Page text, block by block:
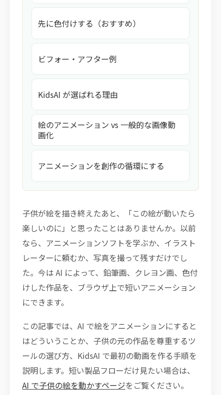
先に色付けする（おすすめ）
ビフォー・アフター例
KidsAI が選ばれる理由
絵のアニメーション vs 一般的な画像動
画化
アニメーションを創作の循環にする
子供が絵を描き終えたあと、「この絵が動いたら
楽しいのに」と思ったことはありませんか。以前
なら、アニメーションソフトを学ぶか、イラスト
レーターに頼むか、写真を撮って残すだけでし
た。今は AI によって、鉛筆画、クレヨン画、色付
けした作品を、ブラウザ上で短いアニメーション
にできます。
この記事では、AI で絵をアニメーションにすると
はどういうことか、子供の元の作品を尊重するツ
ールの選び方、KidsAI で最初の動画を作る手順を
説明します。短い製品フローだけ見たい場合は、
AI で子供の絵を動かすページをご覧ください。